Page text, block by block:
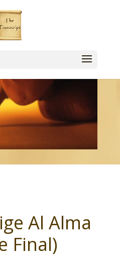
Al Alma
Final)